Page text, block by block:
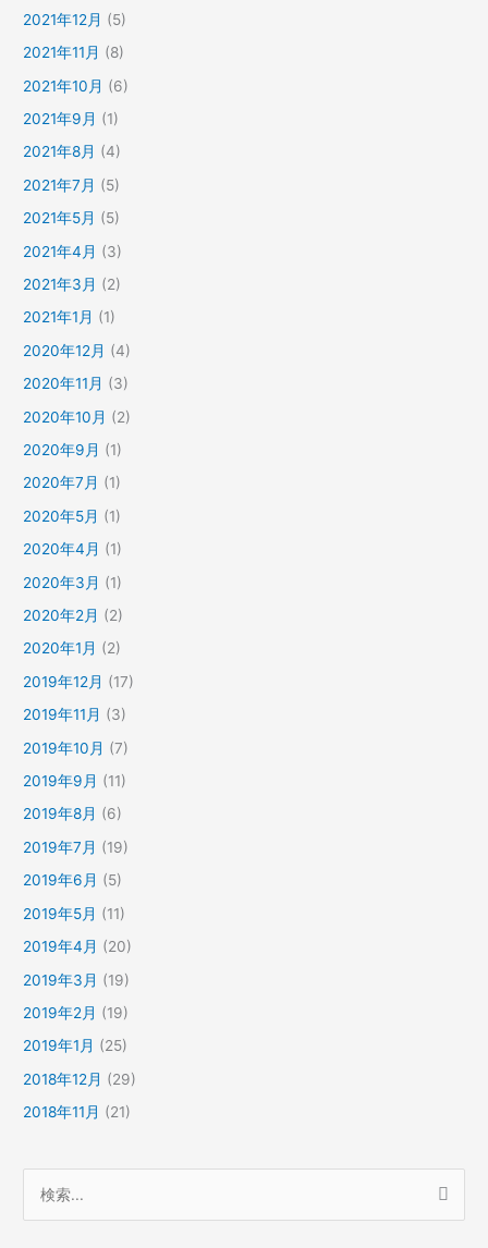
2021年12月 (5)
2021年11月 (8)
2021年10月 (6)
2021年9月 (1)
2021年8月 (4)
2021年7月 (5)
2021年5月 (5)
2021年4月 (3)
2021年3月 (2)
2021年1月 (1)
2020年12月 (4)
2020年11月 (3)
2020年10月 (2)
2020年9月 (1)
2020年7月 (1)
2020年5月 (1)
2020年4月 (1)
2020年3月 (1)
2020年2月 (2)
2020年1月 (2)
2019年12月 (17)
2019年11月 (3)
2019年10月 (7)
2019年9月 (11)
2019年8月 (6)
2019年7月 (19)
2019年6月 (5)
2019年5月 (11)
2019年4月 (20)
2019年3月 (19)
2019年2月 (19)
2019年1月 (25)
2018年12月 (29)
2018年11月 (21)